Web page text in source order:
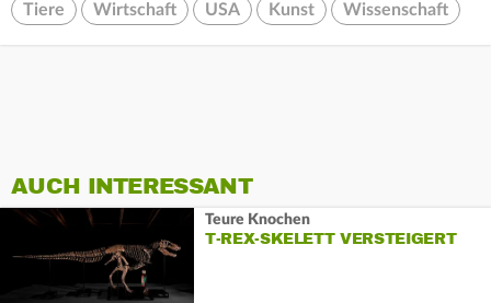
Tiere Wirtschaft USA Kunst Wissenschaft
AUCH INTERESSANT
Teure Knochen
T-REX-SKELETT VERSTEIGERT